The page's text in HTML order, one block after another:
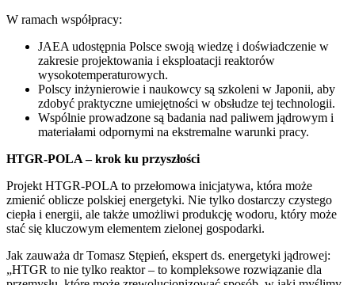
W ramach współpracy:
JAEA udostępnia Polsce swoją wiedzę i doświadczenie w
zakresie projektowania i eksploatacji reaktorów
wysokotemperaturowych.
Polscy inżynierowie i naukowcy są szkoleni w Japonii, aby
zdobyć praktyczne umiejętności w obsłudze tej technologii.
Wspólnie prowadzone są badania nad paliwem jądrowym i
materiałami odpornymi na ekstremalne warunki pracy.
HTGR-POLA – krok ku przyszłości
Projekt HTGR-POLA to przełomowa inicjatywa, która może
zmienić oblicze polskiej energetyki. Nie tylko dostarczy czystego
ciepła i energii, ale także umożliwi produkcję wodoru, który może
stać się kluczowym elementem zielonej gospodarki.
Jak zauważa dr Tomasz Stępień, ekspert ds. energetyki jądrowej:
„HTGR to nie tylko reaktor – to kompleksowe rozwiązanie dla